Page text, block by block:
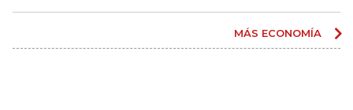
MÁS ECONOMÍA